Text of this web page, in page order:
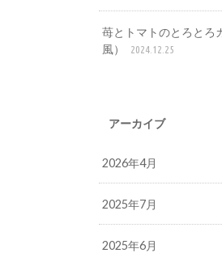
苺とトマトのとろとろ
風）
2024.12.25
アーカイブ
2026年4月
2025年7月
2025年6月